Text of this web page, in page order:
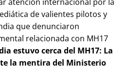
de valientes pilotos y
que denunciaron
relacionada con MH17
estuvo cerca del MH17: La
la mentira del Ministerio